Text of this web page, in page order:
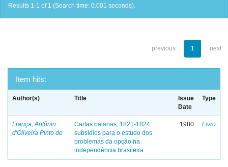
Results 1-1 of 1 (Search time: 0.001 seconds).
previous 1 next
Item hits:
Author(s) Title
Issue
Date
Type
França, Antônio
d'Oliveira Pinto de
Cartas baianas, 1821-1824:
subsídios para o estudo dos
problemas da opção na
independência brasileira
1980 Livro